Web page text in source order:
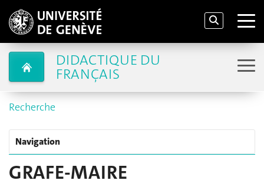
DIDACTIQUE DU
FRANÇAIS
Recherche
Navigation
GRAFE-MAIRE